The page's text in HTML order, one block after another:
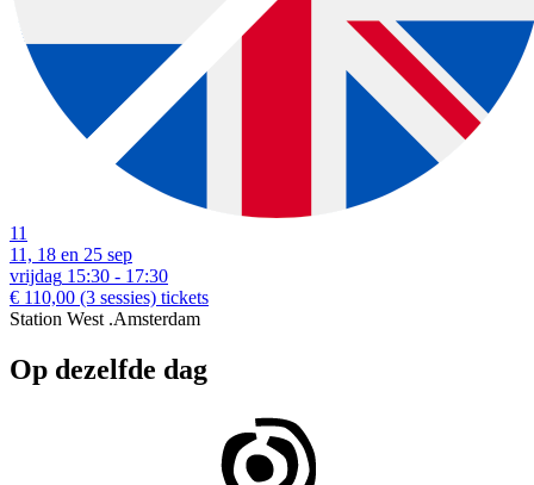
11
11, 18 en 25 sep
vrijdag 15:30 - 17:30
€ 110,00 (3 sessies) tickets
Station West .Amsterdam
Op dezelfde dag